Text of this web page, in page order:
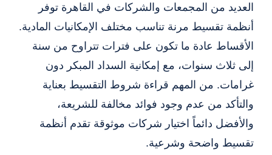
العديد من المجمعات والشركات في القاهرة توفر
أنظمة تقسيط مرنة تناسب مختلف الإمكانيات المادية.
الأقساط عادة ما تكون على فترات تتراوح من سنة
إلى ثلاث سنوات، مع إمكانية السداد المبكر دون
غرامات. من المهم قراءة شروط التقسيط بعناية
والتأكد من عدم وجود فوائد مخالفة للشريعة،
والأفضل دائماً اختيار شركات موثوقة تقدم أنظمة
تقسيط واضحة وشرعية.